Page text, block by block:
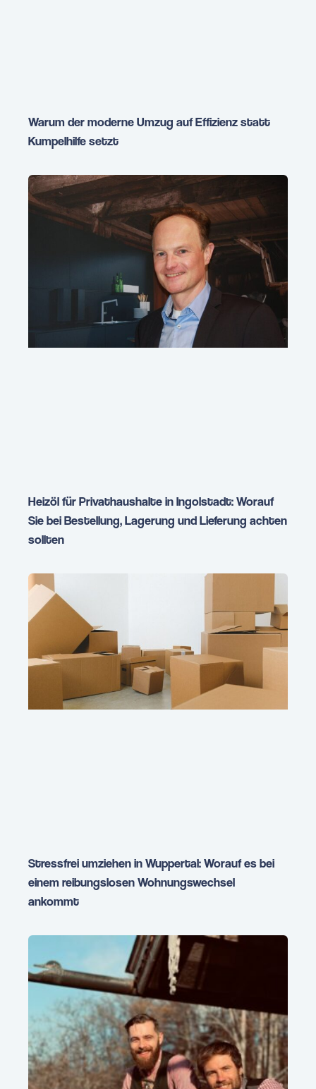
Warum der moderne Umzug auf Effizienz statt
Kumpelhilfe setzt
Heizöl für Privathaushalte in Ingolstadt: Worauf
Sie bei Bestellung, Lagerung und Lieferung achten
sollten
Stressfrei umziehen in Wuppertal: Worauf es bei
einem reibungslosen Wohnungswechsel
ankommt